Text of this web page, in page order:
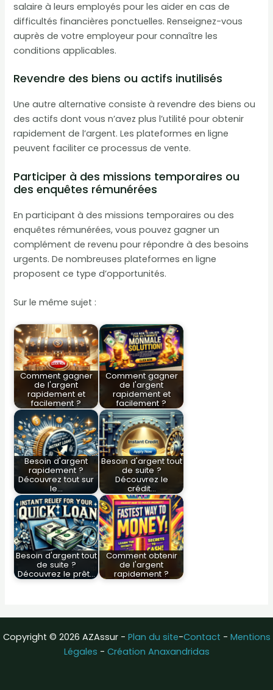
salaire à leurs employés pour les aider en cas de
difficultés financières ponctuelles. Renseignez-vous
auprès de votre employeur pour connaître les
conditions applicables.
Revendre des biens ou actifs inutilisés
Une autre alternative consiste à revendre des biens ou
des actifs dont vous n’avez plus l’utilité pour obtenir
rapidement de l’argent. Les plateformes en ligne
peuvent faciliter ce processus de vente.
Participer à des missions temporaires ou
des enquêtes rémunérées
En participant à des missions temporaires ou des
enquêtes rémunérées, vous pouvez gagner un
complément de revenu pour répondre à des besoins
urgents. De nombreuses plateformes en ligne
proposent ce type d’opportunités.
Sur le même sujet :
Comment gagner
de l'argent
rapidement et
facilement ?
Comment gagner
de l'argent
rapidement et
facilement ?
Besoin d'argent
rapidement ?
Découvrez tout sur
le…
Besoin d'argent tout
de suite ?
Découvrez le
crédit…
Besoin d'argent tout
de suite ?
Découvrez le prêt…
Comment obtenir
de l'argent
rapidement ?
Copyright © 2026 AZAssur - Plan du site-Contact - Mentions
Légales - Création Anaxandridas